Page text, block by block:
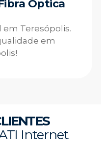
Óptica
em Teresópolis.
em
Internet